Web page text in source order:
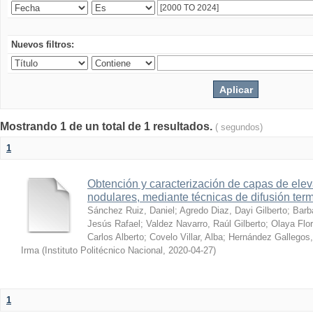
Nuevos filtros:
Mostrando 1 de un total de 1 resultados. ( segundos)
1
Obtención y caracterización de capas de
nodulares, mediante técnicas de difusión
Sánchez Ruiz, Daniel ; Agredo Diaz, Dayi Gilberto;
Jesús Rafael ; Valdez Navarro, Raúl Gilberto; Olaya
Carlos Alberto; Covelo Villar, Alba; Hernández
Irma ( Instituto Politécnico Nacional , 2020-04-27)
1